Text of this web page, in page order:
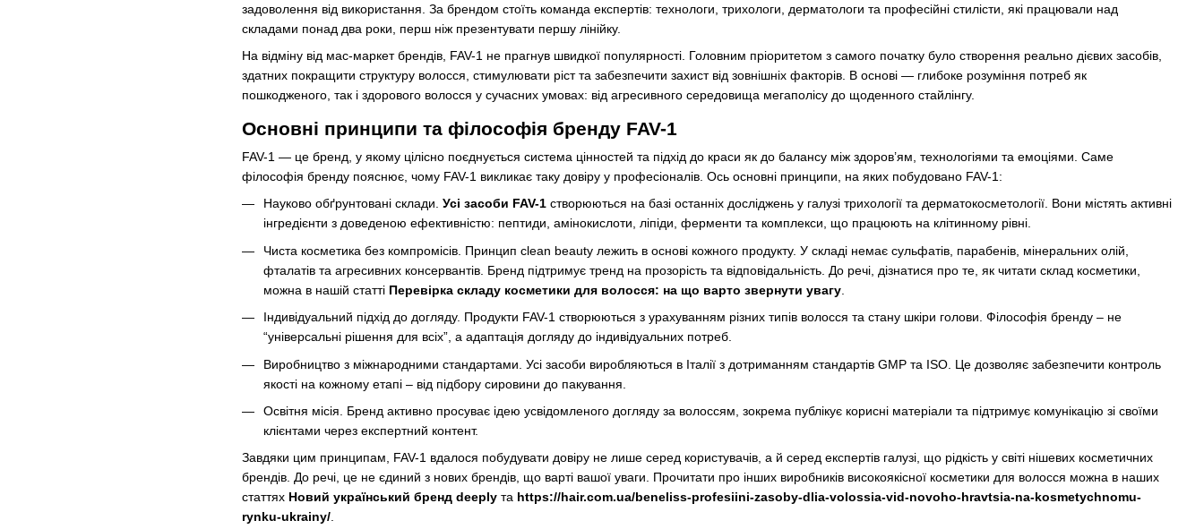
задоволення від використання. За брендом стоїть команда експертів: технологи, трихологи, дерматологи та професійні стилісти, які працювали над
складами понад два роки, перш ніж презентувати першу лінійку.
На відміну від мас-маркет брендів, FAV-1 не прагнув швидкої популярності. Головним пріоритетом з самого початку було створення реально дієвих засобів,
здатних покращити структуру волосся, стимулювати ріст та забезпечити захист від зовнішніх факторів. В основі — глибоке розуміння потреб як
пошкодженого, так і здорового волосся у сучасних умовах: від агресивного середовища мегаполісу до щоденного стайлінгу.
Основні принципи та філософія бренду FAV-1
FAV-1 — це бренд, у якому цілісно поєднується система цінностей та підхід до краси як до балансу між здоров’ям, технологіями та емоціями. Саме
філософія бренду пояснює, чому FAV-1 викликає таку довіру у професіоналів. Ось основні принципи, на яких побудовано FAV-1:
Науково обґрунтовані склади. Усі засоби FAV-1 створюються на базі останніх досліджень у галузі трихології та дерматокосметології. Вони містять активні
інгредієнти з доведеною ефективністю: пептиди, амінокислоти, ліпіди, ферменти та комплекси, що працюють на клітинному рівні.
Чиста косметика без компромісів. Принцип clean beauty лежить в основі кожного продукту. У складі немає сульфатів, парабенів, мінеральних олій,
фталатів та агресивних консервантів. Бренд підтримує тренд на прозорість та відповідальність. До речі, дізнатися про те, як читати склад косметики,
можна в нашій статті Перевірка складу косметики для волосся: на що варто звернути увагу
Індивідуальний підхід до догляду. Продукти FAV-1 створюються з урахуванням різних типів волосся та стану шкіри голови. Філософія бренду – не
“універсальні рішення для всіх”, а адаптація догляду до індивідуальних потреб.
Виробництво з міжнародними стандартами. Усі засоби виробляються в Італії з дотриманням стандартів GMP та ISO. Це дозволяє забезпечити контроль
якості на кожному етапі – від підбору сировини до пакування.
Освітня місія. Бренд активно просуває ідею усвідомленого догляду за волоссям, зокрема публікує корисні матеріали та підтримує комунікацію зі своїми
клієнтами через експертний контент.
Завдяки цим принципам, FAV-1 вдалося побудувати довіру не лише серед користувачів, а й серед експертів галузі, що рідкість у світі нішевих косметичних
брендів. До речі, це не єдиний з нових брендів, що варті вашої уваги. Прочитати про інших виробників високоякісної косметики для волосся можна в наших
статтях Новий український бренд deeply та https://hair.com.ua/beneliss-profesiini-zasoby-dlia-volossia-vid-novoho-hravtsia-na-kosmetychnomu-
rynku-ukrainy/.